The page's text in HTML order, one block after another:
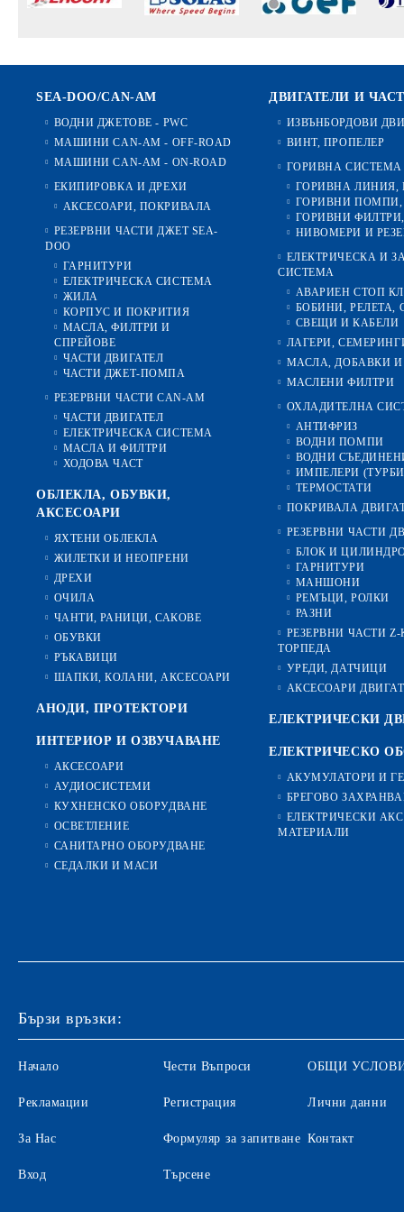
SEA-DOO/CAN-AM
ВОДНИ ДЖЕТОВЕ - PWC
МАШИНИ CAN-AM - OFF-ROAD
МАШИНИ CAN-AM - ON-ROAD
ЕКИПИРОВКА И ДРЕХИ
АКСЕСОАРИ, ПОКРИВАЛА
РЕЗЕРВНИ ЧАСТИ ДЖЕТ SEA-
DOO
ГАРНИТУРИ
ЕЛЕКТРИЧЕСКА СИСТЕМА
ЖИЛА
КОРПУС И ПОКРИТИЯ
МАСЛА, ФИЛТРИ И
СПРЕЙОВЕ
ЧАСТИ ДВИГАТЕЛ
ЧАСТИ ДЖЕТ-ПОМПА
РЕЗЕРВНИ ЧАСТИ CAN-AM
ЧАСТИ ДВИГАТЕЛ
ЕЛЕКТРИЧЕСКА СИСТЕМА
МАСЛА И ФИЛТРИ
ХОДОВА ЧАСТ
ОБЛЕКЛА, ОБУВКИ,
АКСЕСОАРИ
ЯХТЕНИ ОБЛЕКЛА
ЖИЛЕТКИ И НЕОПРЕНИ
ДРЕХИ
ОЧИЛА
ЧАНТИ, РАНИЦИ, САКОВЕ
ОБУВКИ
РЪКАВИЦИ
ШАПКИ, КОЛАНИ, АКСЕСОАРИ
АНОДИ, ПРОТЕКТОРИ
ИНТЕРИОР И ОЗВУЧАВАНЕ
АКСЕСОАРИ
АУДИОСИСТЕМИ
КУХНЕНСКО ОБОРУДВАНЕ
ОСВЕТЛЕНИЕ
САНИТАРНО ОБОРУДВАНЕ
СЕДАЛКИ И МАСИ
ДВИГАТЕЛИ И
ИЗВЪНБОРДОВИ
ВИНТ, ПРОПЕЛЕР
ГОРИВНА СИСТЕМА
ГОРИВНА ЛИНИЯ,
ГОРИВНИ ПОМПИ,
ГОРИВНИ
НИВОМЕРИ И
ЕЛЕКТРИЧЕСКА И
СИСТЕМА
АВАРИЕН СТОП
БОБИНИ, РЕЛЕТА,
СВЕЩИ И КАБЕЛИ
ЛАГЕРИ,
МАСЛА, ДОБАВКИ И
МАСЛЕНИ ФИЛТРИ
ОХЛАДИТЕЛНА
АНТИФРИЗ
ВОДНИ ПОМПИ
ВОДНИ
ИМПЕЛЕРИ
ТЕРМОСТАТИ
ПОКРИВАЛА
РЕЗЕРВНИ ЧАСТИ
БЛОК И
ГАРНИТУРИ
МАНШОНИ
РЕМЪЦИ, РОЛКИ
РАЗНИ
РЕЗЕРВНИ ЧАСТИ
ТОРПЕДА
УРЕДИ, ДАТЧИЦИ
АКСЕСОАРИ
ЕЛЕКТРИЧЕСКИ
ЕЛЕКТРИЧЕСКО
АКУМУЛАТОРИ И
БРЕГОВО
ЕЛЕКТРИЧЕСКИ
МАТЕРИАЛИ
Бързи връзки:
Начало
Рекламации
За Нас
Вход
Чести Въпроси
Регистрация
Формуляр за запитване
Търсене
ОБЩИ
Лични данни
Контакт